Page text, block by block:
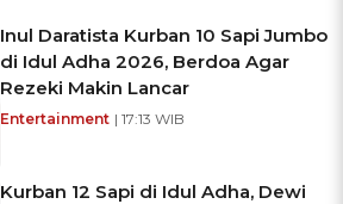
Inul Daratista Kurban 10 Sapi Jumbo
di Idul Adha 2026, Berdoa Agar
Rezeki Makin Lancar
Entertainment | 17:13 WIB
Kurban 12 Sapi di Idul Adha, Dewi